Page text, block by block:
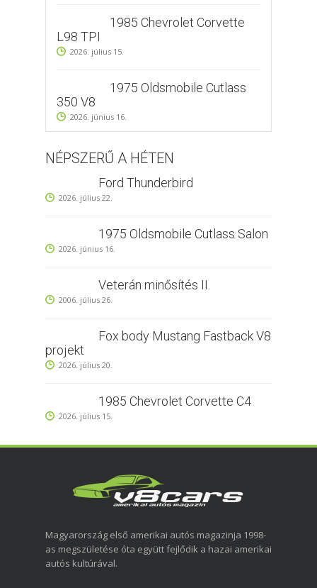
1985 Chevrolet Corvette
L98 TPI
2026. július 15.
1975 Oldsmobile Cutlass
350 V8
2026. június 16.
NÉPSZERŰ A HÉTEN
Ford Thunderbird
2026. július 22.
1975 Oldsmobile Cutlass Salon
2026. június 16.
Veterán minősítés II.
2006. július 26.
Fox body Mustang Fastback V8
projekt
2026. július 20.
1985 Chevrolet Corvette C4
2026. július 15.
Magyarország első amerikai autós magazinja 1998-
as megszületése óta együtt fejlődik a hazai amerikai
autós kultúrával.